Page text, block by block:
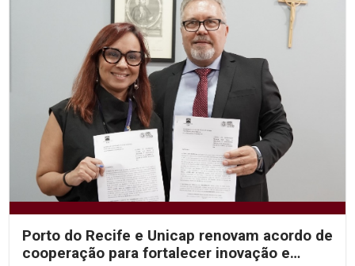
Porto do Recife e Unicap renovam acordo de
cooperação para fortalecer inovação e